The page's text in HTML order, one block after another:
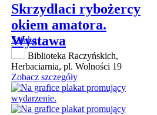
Skrzydlaci rybożercy
okiem amatora.
Wystawa
Sztuka
Biblioteka Raczyńskich,
Herbaciarnia, pl. Wolności 19
Zobacz szczegóły